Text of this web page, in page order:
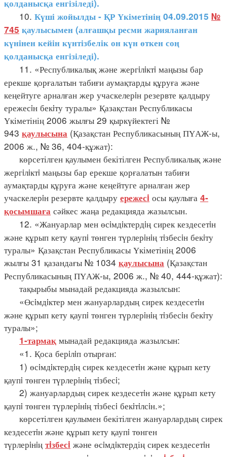
қолданысқа енгізіледі).
10. Күші жойылды - ҚР Үкіметінің 04.09.2015 №
745 қаулысымен (алғашқы ресми жарияланған
күнінен кейін күнтізбелік он күн өткен соң
қолданысқа енгізіледі).
11. «Республикалық және жергiлiктi маңызы бар
ерекше қорғалатын табиғи аумақтарды құруға және
кеңейтуге арналған жер учаскелерiн резервте қалдыру
ережесiн бекiту туралы» Қазақстан Республикасы
Үкіметінің 2006 жылғы 29 қыркүйектегі №
943 қаулысына (Қазақстан Республикасының ПҮАЖ-ы,
2006 ж., № 36, 404-құжат):
көрсетілген қаулымен бекітілген Республикалық және
жергiлiктi маңызы бар ерекше қорғалатын табиғи
аумақтарды құруға және кеңейтуге арналған жер
учаскелерiн резервте қалдыру ережесi осы қаулыға 4-
қосымшаға сәйкес жаңа редакцияда жазылсын.
12. «Жануарлар мен өсiмдiктердiң сирек кездесетiн
және құрып кету қаупi төнген түрлерiнiң тiзбесiн бекiту
туралы» Қазақстан Республикасы Үкіметінің 2006
жылғы 31 қазандағы № 1034 қаулысына (Қазақстан
Республикасының ПҮАЖ-ы, 2006 ж., № 40, 444-құжат):
тақырыбы мынадай редакцияда жазылсын:
«Өсiмдiктер мен жануарлардың сирек кездесетiн
және құрып кету қаупi төнген түрлерiнiң тiзбесiн бекiту
туралы»;
1-тармақ мынадай редакцияда жазылсын:
«1. Қоса берiлiп отырған:
1) өсiмдiктердiң сирек кездесетiн және құрып кету
қаупi төнген түрлерiнiң тiзбесi;
2) жануарлардың сирек кездесетiн және құрып кету
қаупi төнген түрлерiнiң тiзбесi бекiтiлсiн.»;
көрсетілген қаулымен бекітілген жануарлардың сирек
кездесетiн және құрып кету қаупi төнген
түрлерiнiң тiзбесi және өсiмдiктердің сирек кездесетiн